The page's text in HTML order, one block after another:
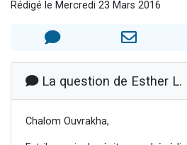
Il reste 49 places
12 nouvelles
Rédigé le Mercredi 23 Mars 2016
La question de Esther L.
Chalom Ouvrakha,